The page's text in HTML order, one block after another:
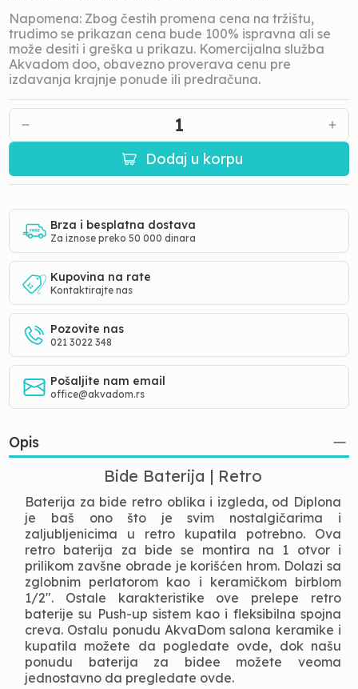
Napomena: Zbog čestih promena cena na tržištu,
trudimo se prikazan cena bude 100% ispravna ali se
može desiti i greška u prikazu. Komercijalna služba
Akvadom doo, obavezno proverava cenu pre
izdavanja krajnje ponude ili predračuna.
1
Dodaj u korpu
Brza i besplatna dostava
Za iznose preko 50 000 dinara
Kupovina na rate
Kontaktirajte nas
Pozovite nas
021 3022 348
Pošaljite nam email
office@akvadom.rs
Opis
Bide Baterija | Retro
Baterija za bide retro oblika i izgleda, od Diplona
je baš ono što je svim nostalgičarima i
zaljubljenicima u retro kupatila potrebno. Ova
retro baterija za bide se montira na 1 otvor i
prilikom zavšne obrade je korišćen hrom. Dolazi sa
zglobnim perlatorom kao i keramičkom birblom
1/2". Ostale karakteristike ove prelepe retro
baterije su Push-up sistem kao i fleksibilna spojna
creva. Ostalu ponudu AkvaDom salona keramike i
kupatila možete da pogledate ovde, dok našu
ponudu baterija za bidee možete veoma
jednostavno da pregledate ovde.